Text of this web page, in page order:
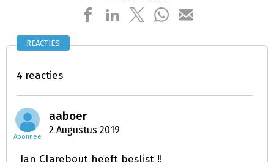
REACTIES
4 reacties
Abonnee
aaboer
2 Augustus 2019
Jan Clarebout heeft beslist !!